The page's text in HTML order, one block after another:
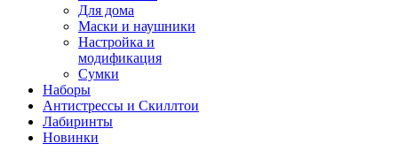
Для дома
Маски и наушники
Настройка и
модификация
Сумки
Наборы
Антистрессы и Скиллтои
Лабиринты
Новинки